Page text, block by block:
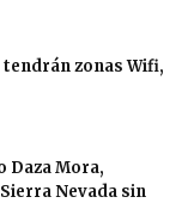
tendrán zonas Wifi,
Daza Mora,
Nevada sin